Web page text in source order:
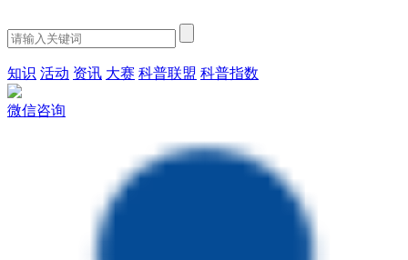
知识 活动 资讯 大赛 科普联盟 科普指数
微信咨询